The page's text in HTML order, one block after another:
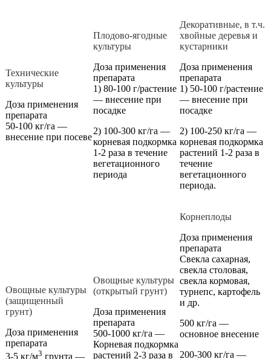
Технические
культуры
Доза применения
препарата
50-100 кг/га —
внесение при посеве
Плодово-ягодные
культуры
Доза применения
препарата
1) 80-100 г/растение
— внесение при
посадке
2) 100-300 кг/га —
корневая подкормка
1-2 раза в течение
вегетационного
периода
Декоративные, в т.ч.
хвойные деревья и
кустарники
Доза применения
препарата
1) 50-100 г/растение
— внесение при
посадке
2) 100-250 кг/га —
корневая подкормка
растений 1-2 раза в
течение
вегетационного
периода.
Овощные культуры
(защищенный
грунт)
Доза применения
препарата
3-5 кг/м3 грунта —
Овощные культуры
(открытый грунт)
Доза применения
препарата
500-1000 кг/га —
Корневая подкормка
растений 2-3 раза в
Корнеплоды
Доза применения
препарата
Свекла сахарная,
свекла столовая,
свекла кормовая,
турнепс, картофель
и др.
500 кг/га —
основное внесение
200-300 кг/га —